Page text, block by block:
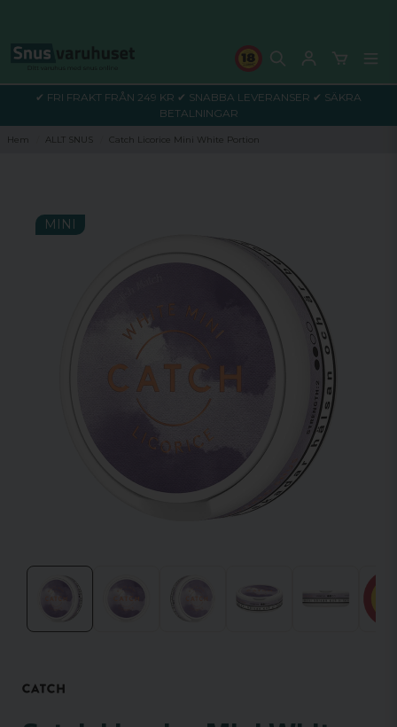
✔ FRI FRAKT FRÅN 249 KR ✔ SNABBA LEVERANSER ✔ SÄKRA
BETALNINGAR
Hem ALLT SNUS Catch Licorice Mini White Portion
MINI